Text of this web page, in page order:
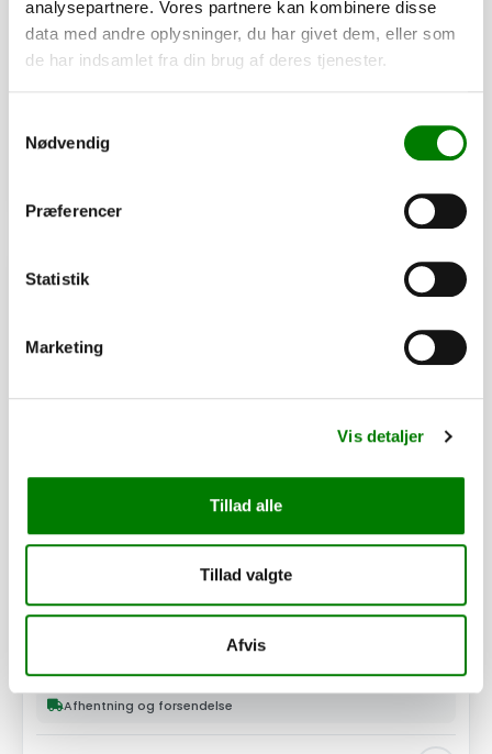
analysepartnere. Vores partnere kan kombinere disse
data med andre oplysninger, du har givet dem, eller som
de har indsamlet fra din brug af deres tjenester.
Nødvendig
Præferencer
Statistik
Marketing
Vis detaljer
Tillad alle
Tillad valgte
Afvis
Presenningsbøjle, 145 - 220 cm, U-profil
205,00kr.
PÅ LAGER
Udstyrspakke 205 x 122 cm
Afhentning og forsendelse